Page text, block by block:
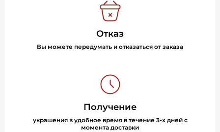
Отказ
Вы можете передумать и отказаться от заказа
Получение
украшения в удобное время в течение 3-х дней с
момента доставки